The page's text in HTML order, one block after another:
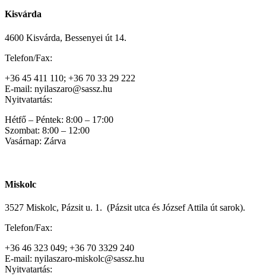
Kisvárda
4600 Kisvárda, Bessenyei út 14.
Telefon/Fax:
+36 45 411 110; +36 70 33 29 222
E-mail: nyilaszaro@sassz.hu
Nyitvatartás:
Hétfő – Péntek: 8:00 – 17:00
Szombat: 8:00 – 12:00
Vasárnap: Zárva
Miskolc
3527 Miskolc, Pázsit u. 1. (Pázsit utca és József Attila út sarok).
Telefon/Fax:
+36 46 323 049; +36 70 3329 240
E-mail: nyilaszaro-miskolc@sassz.hu
Nyitvatartás: